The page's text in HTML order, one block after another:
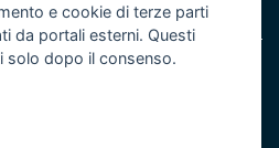
e cookie di terze parti
da portali esterni. Questi
solo dopo il consenso.